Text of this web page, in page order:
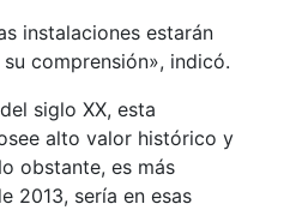
instalaciones estarán
comprensión», indicó.
siglo XX, esta
alto valor histórico y
obstante, es más
2013, sería en esas